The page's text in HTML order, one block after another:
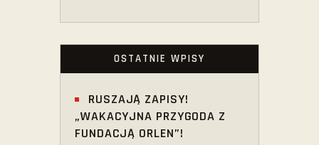
OSTATNIE WPISY
RUSZAJĄ ZAPISY!
„WAKACYJNA PRZYGODA Z
FUNDACJĄ ORLEN”!